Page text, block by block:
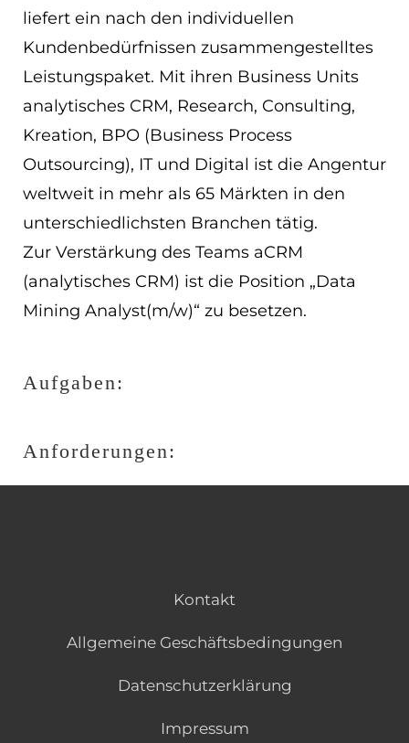
liefert ein nach den individuellen
Kundenbedürfnissen zusammengestelltes
Leistungspaket. Mit ihren Business Units
analytisches CRM, Research, Consulting,
Kreation, BPO (Business Process
Outsourcing), IT und Digital ist die Angentur
weltweit in mehr als 65 Märkten in den
unterschiedlichsten Branchen tätig.
Zur Verstärkung des Teams aCRM
(analytisches CRM) ist die Position „Data
Mining Analyst(m/w)“ zu besetzen.
Aufgaben:
Anforderungen:
Kontakt
Allgemeine Geschäftsbedingungen
Datenschutzerklärung
Impressum